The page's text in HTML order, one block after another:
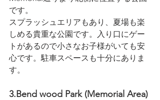
です。
スプラッシュエリアもあり、夏場も楽
しめる貴重な公園です。入り口にゲー
トがあるので小さなお子様がいても安
心です。駐車スペースも十分にありま
す。
3.Bend wood Park (Memorial Area)